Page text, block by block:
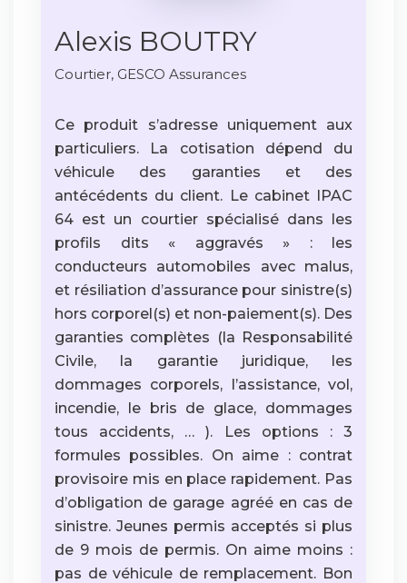
Alexis BOUTRY
Courtier, GESCO Assurances
Ce produit s’adresse uniquement aux
particuliers. La cotisation dépend du
véhicule des garanties et des
antécédents du client. Le cabinet IPAC
64 est un courtier spécialisé dans les
profils dits « aggravés » : les
conducteurs automobiles avec malus,
et résiliation d’assurance pour sinistre(s)
hors corporel(s) et non-paiement(s). Des
garanties complètes (la Responsabilité
Civile, la garantie juridique, les
dommages corporels, l’assistance, vol,
incendie, le bris de glace, dommages
tous accidents, … ). Les options : 3
formules possibles. On aime : contrat
provisoire mis en place rapidement. Pas
d’obligation de garage agréé en cas de
sinistre. Jeunes permis acceptés si plus
de 9 mois de permis. On aime moins :
pas de véhicule de remplacement. Bon